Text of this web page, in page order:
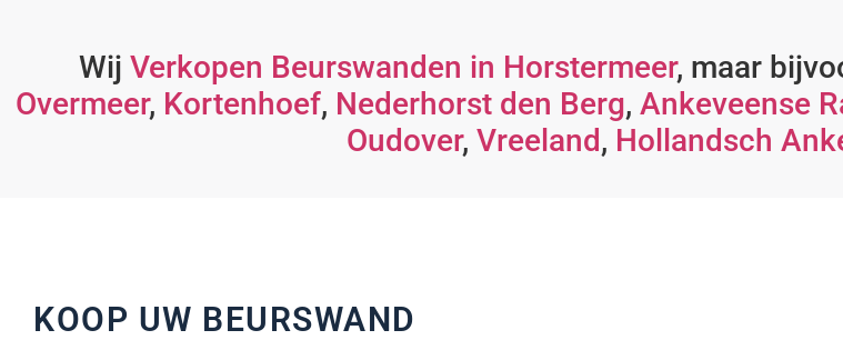
Wij Verkopen Beurswanden in Horstermeer, maar
Overmeer, Kortenhoef, Nederhorst den Berg, Ankeveense
Oudover, Vreeland, Hollandsch
KOOP UW BEURSWAND